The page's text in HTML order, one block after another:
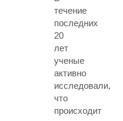
течение
последних
20
лет
ученые
активно
исследовали,
что
происходит